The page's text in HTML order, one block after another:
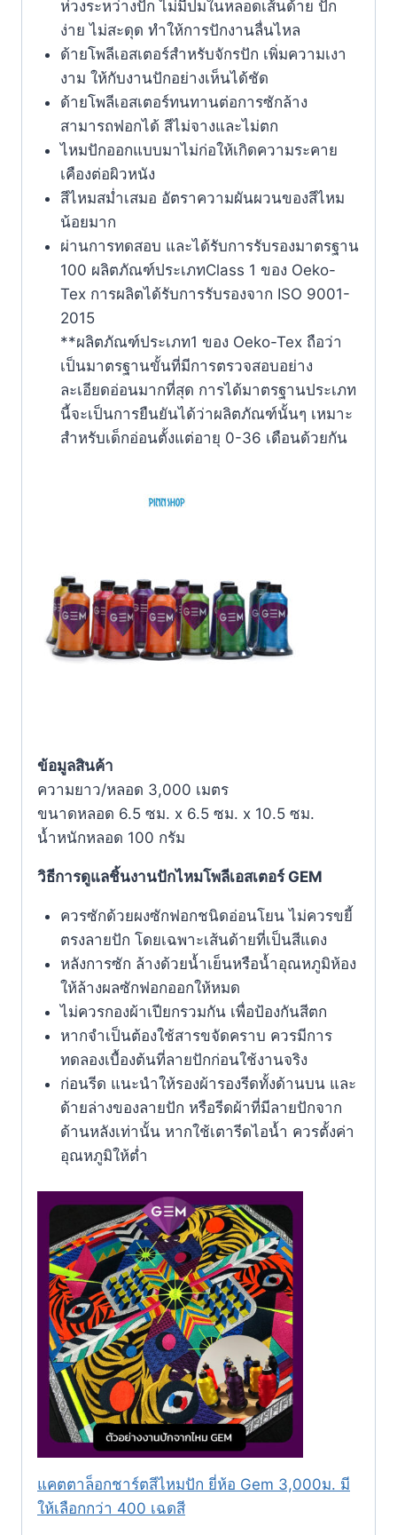
ห่วงระหว่างปัก ไม่มีปมในหลอดเส้นด้าย ปัก
ง่าย ไม่สะดุด ทำให้การปักงานลื่นไหล
ด้ายโพลีเอสเตอร์สำหรับจักรปัก เพิ่มความเงา
งาม ให้กับงานปักอย่างเห็นได้ชัด
ด้ายโพลีเอสเตอร์ทนทานต่อการซักล้าง
สามารถฟอกได้ สีไม่จางและไม่ตก
ไหมปักออกแบบมาไม่ก่อให้เกิดความระคาย
เคืองต่อผิวหนัง
สีไหมสม่ำเสมอ อัตราความผันผวนของสีไหม
น้อยมาก
ผ่านการทดสอบ และได้รับการรับรองมาตรฐาน
100 ผลิตภัณฑ์ประเภทClass 1 ของ Oeko-
Tex การผลิตได้รับการรับรองจาก ISO 9001-
2015
**ผลิตภัณฑ์ประเภท1 ของ Oeko-Tex ถือว่า
เป็นมาตรฐานขั้นที่มีการตรวจสอบอย่าง
ละเอียดอ่อนมากที่สุด การได้มาตรฐานประเภท
นี้จะเป็นการยืนยันได้ว่าผลิตภัณฑ์นั้นๆ เหมาะ
สำหรับเด็กอ่อนตั้งแต่อายุ 0-36 เดือนด้วยกัน
ข้อมูลสินค้า
ความยาว/หลอด 3,000 เมตร
ขนาดหลอด 6.5 ซม. x 6.5 ซม. x 10.5 ซม.
น้ำหนักหลอด 100 กรัม
วิธีการดูแลชิ้นงานปักไหมโพลีเอสเตอร์ GEM
ควรซักด้วยผงซักฟอกชนิดอ่อนโยน ไม่ควรขยี้
ตรงลายปัก โดยเฉพาะเส้นด้ายที่เป็นสีแดง
หลังการซัก ล้างด้วยน้ำเย็นหรือน้ำอุณหภูมิห้อง
ให้ล้างผลซักฟอกออกให้หมด
ไม่ควรกองผ้าเปียกรวมกัน เพื่อป้องกันสีตก
หากจำเป็นต้องใช้สารขจัดคราบ ควรมีการ
ทดลองเบื้องต้นที่ลายปักก่อนใช้งานจริง
ก่อนรีด แนะนำให้รองผ้ารองรีดทั้งด้านบน และ
ด้ายล่างของลายปัก หรือรีดผ้าที่มีลายปักจาก
ด้านหลังเท่านั้น หากใช้เตารีดไอน้ำ ควรตั้งค่า
อุณหภูมิให้ตํ่า
แคตตาล็อกชาร์ตสีไหมปัก ยี่ห้อ Gem 3,000ม. มี
ให้เลือกกว่า 400 เฉดสี